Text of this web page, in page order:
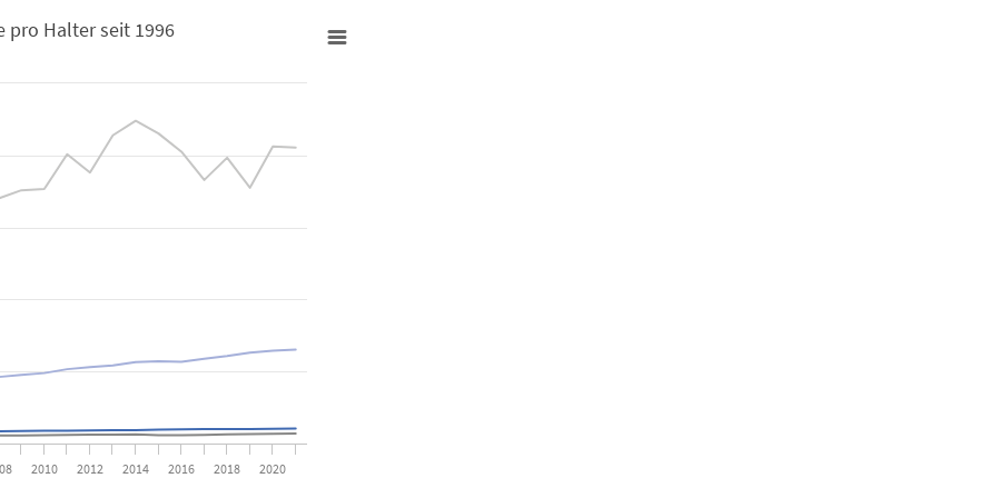
pro Halter seit 1996
15.2 to 896.1.
pro Halter seit 1996
2010 2012 2014 2016 2018 2020